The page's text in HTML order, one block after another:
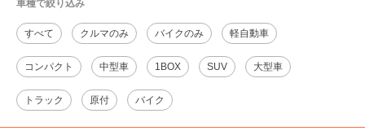
車種で絞り込み
すべて クルマのみ バイクのみ 軽自動車
コンパクト 中型車 1BOX SUV 大型車
トラック 原付 バイク